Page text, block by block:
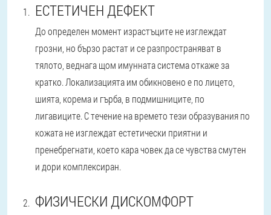
ЕСТЕТИЧЕН ДЕФЕКТ
До определен момент израстъците не изглеждат
грозни, но бързо растат и се разпространяват в
тялото, веднага щом имунната система откаже за
кратко. Локализацията им обикновено е по лицето,
шията, корема и гърба, в подмишниците, по
лигавиците. С течение на времето тези образувания по
кожата не изглеждат естетически приятни и
пренебрегнати, което кара човек да се чувства смутен
и дори комплексиран.
ФИЗИЧЕСКИ ДИСКОМФОРТ